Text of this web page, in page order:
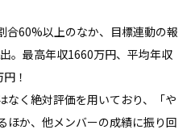
合60%以上のなか、目標連動の報
。最高年収1660万円、平均年収
！
なく絶対評価を用いており、「や
ほか、他メンバーの成績に振り回